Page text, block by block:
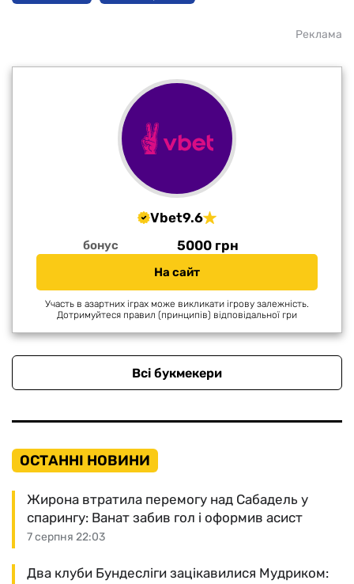
Реклама
Vbet9.6
бонус 5000 грн
На сайт
Участь в азартних іграх може викликати ігрову залежність.
Дотримуйтеся правил (принципів) відповідальної гри
Всі букмекери
ОСТАННІ НОВИНИ
7 серпня 22:03
Жирона втратила перемогу над Сабадель у
спарингу: Ванат забив гол і оформив асист
Два клуби Бундесліги зацікавилися Мудриком: